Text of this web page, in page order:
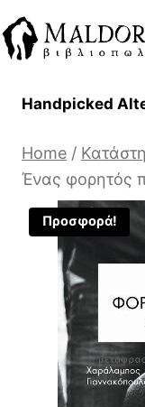
to
content
Handpicked
Home /
Ένας φορητός
Προσφορά!